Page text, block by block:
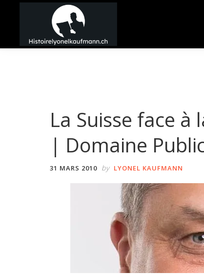
navigation
principal
barreHistoire
La Suisse face
| Domaine
31 MARS 2010 by LYONEL KAUFMANN